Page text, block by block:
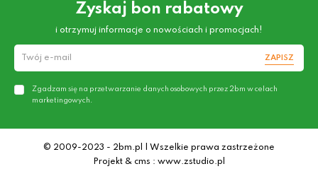
Zyskaj bon rabatowy
i otrzymuj informacje o nowościach i promocjach!
ZAPISZ
Zgadzam się na przetwarzanie danych osobowych przez 2bm w celach
marketingowych.
© 2009-2023 - 2bm.pl | Wszelkie prawa zastrzeżone
Projekt & cms : www.zstudio.pl